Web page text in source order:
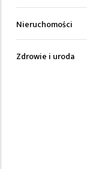
Nieruchomości
Zdrowie i uroda